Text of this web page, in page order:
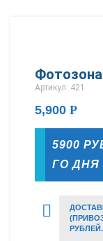
Фотозона
Артикул: 421
5,900 Р
5900
ГО ДНЯ